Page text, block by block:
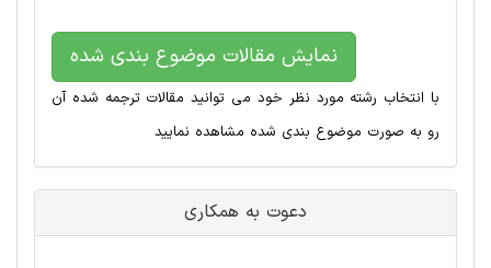
نمایش مقالات موضوع بندی شده
با انتخاب رشته مورد نظر خود می توانید مقالات ترجمه شده آن
رو به صورت موضوع بندی شده مشاهده نمایید
دعوت به همکاری